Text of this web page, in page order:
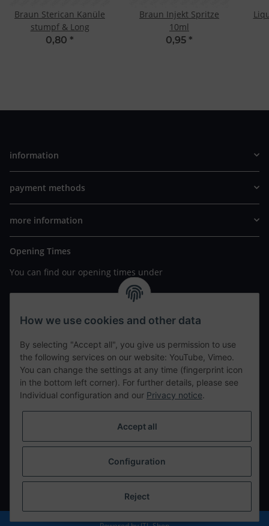
Braun Sterican Kanüle
stumpf & Long
0,80 *
Braun Injekt Spritze
10ml
0,95 *
information
payment methods
more information
Opening Times
You can find our opening times under
https://www.wannavapor.de/Filialen
your personal site
contact details
tweet
teilen
Withdraw from contract
shipping fees
How we use cookies and other data
By selecting "Accept all", you give us permission to use
the following services on our website: YouTube, Vimeo.
You can change the settings at any time (fingerprint icon
in the bottom left corner). For further details, please see
Individual configuration and our Privacy notice.
Accept all
Configuration
Reject